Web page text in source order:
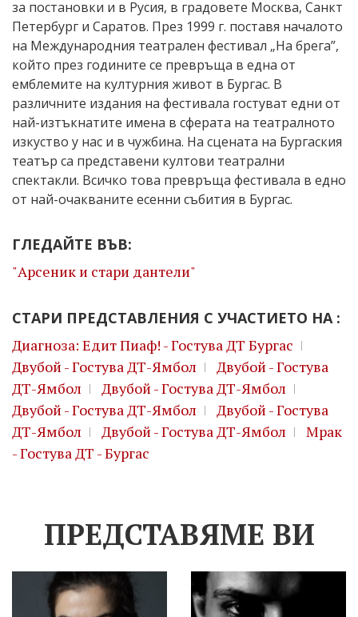
за постановки и в Русия, в градовете Москва, Санкт
Петербург и Саратов. През 1999 г. поставя началото
на Международния театрален фестивал „На брега”,
който през годините се превръща в една от
емблемите на културния живот в Бургас. В
различните издания на фестивала гостуват едни от
най-изтъкнатите имена в сферата на театралното
изкуство у нас и в чужбина. На сцената на Бургаския
театър са представени култови театрални
спектакли. Всичко това превръща фестивала в едно
от най-очакваните есенни събития в Бургас.
ГЛЕДАЙТЕ ВЪВ:
"Арсеник и стари дантели"
СТАРИ ПРЕДСТАВЛЕНИЯ С УЧАСТИЕТО НА :
Диагноза: Едит Пиаф! - Гостува ДТ Бургас
Двубой - Гостува ДТ-Ямбол
Двубой - Гостува
ДТ-Ямбол
Двубой - Гостува ДТ-Ямбол
Двубой - Гостува ДТ-Ямбол
Двубой - Гостува
ДТ-Ямбол
Двубой - Гостува ДТ-Ямбол
Мрак
- Гостува ДТ - Бургас
ПРЕДСТАВЯМЕ ВИ